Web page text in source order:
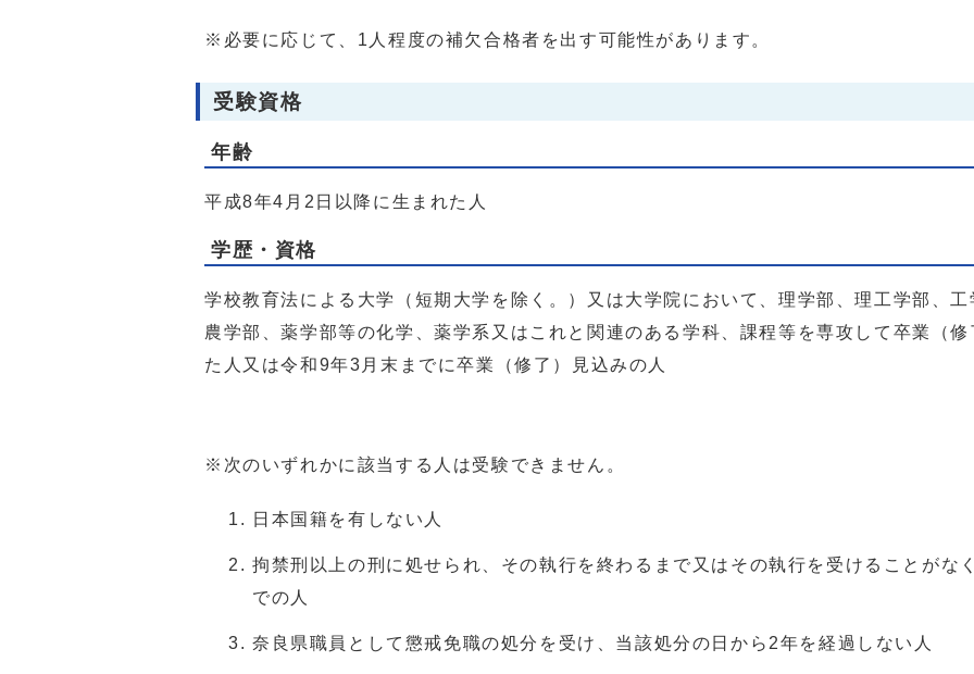
※必要に応じて、1人程度の補欠合格者を出す可能性があります。
受験資格
年齢
平成8年4月2日以降に生まれた人
学歴・資格
学校教育法による大学（短期大学を除く。）又は大学院において、理学部、理工学部、工
農学部、薬学部等の化学、薬学系又はこれと関連のある学科、課程等を専攻して卒業（修
た人又は令和9年3月末までに卒業（修了）見込みの人
※次のいずれかに該当する人は受験できません。
日本国籍を有しない人
拘禁刑以上の刑に処せられ、その執行を終わるまで又はその執行を受けることがな
での人
奈良県職員として懲戒免職の処分を受け、当該処分の日から2年を経過しない人